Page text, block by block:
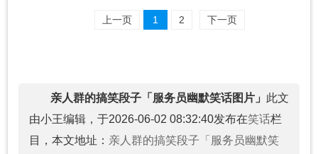
上一页 1 2 下一页
亲人群的搞笑段子「服务员幽默笑话图片」 此文
由小王编辑，于2026-06-02 08:32:40发布在笑话栏
目，本文地址： 亲人群的搞笑段子「服务员幽默笑